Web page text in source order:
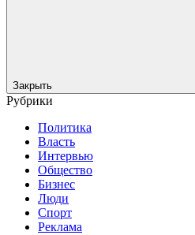
Закрыть
Рубрики
Политика
Власть
Интервью
Общество
Бизнес
Люди
Спорт
Реклама